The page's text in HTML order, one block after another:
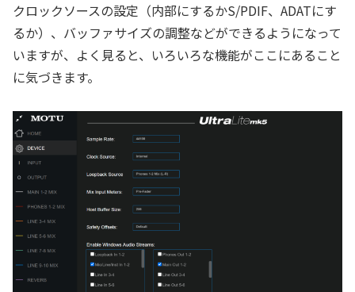
クロックソースの設定（内部にするかS/PDIF、ADATにす
るか）、バッファサイズの調整などができるようになって
いますが、よく見ると、いろいろな機能がここにあること
に気づきます。